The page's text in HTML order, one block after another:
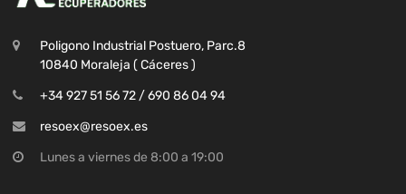
Poligono Industrial Postuero, Parc.8
10840 Moraleja ( Cáceres )
+34 927 51 56 72 / 690 86 04 94
resoex@resoex.es
Lunes a viernes de 8:00 a 19:00